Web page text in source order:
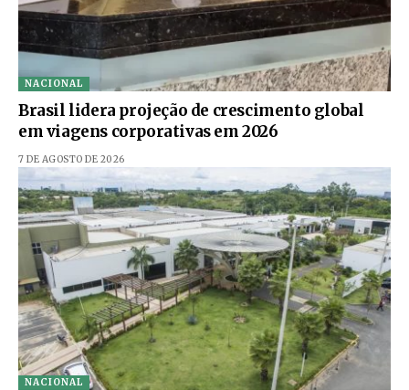
NACIONAL
Brasil lidera projeção de crescimento global
em viagens corporativas em 2026
7 DE AGOSTO DE 2026
NACIONAL